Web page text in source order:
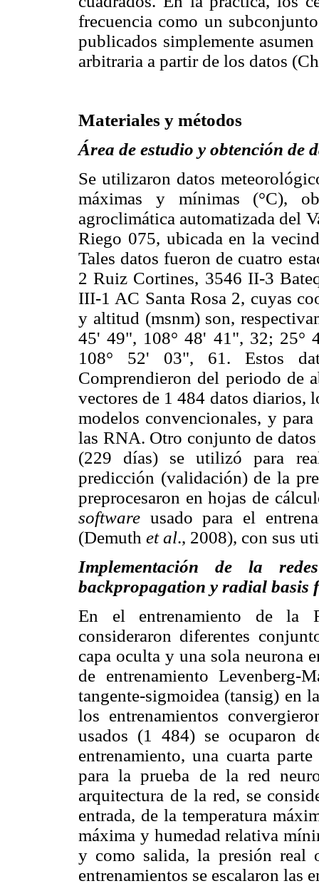
frecuencia como un
publicados simplemente
arbitraria a partir de los datos
Materiales y métodos
Área de estudio y obtención de
Se utilizaron datos
máximas y mínimas (°C),
agroclimática automatizada del
Riego 075, ubicada en la
Tales datos fueron de cuatro
2 Ruiz Cortines, 3546 II-3
III-1 AC Santa Rosa 2, cuyas
y altitud (msnm) son,
45' 49", 108° 48' 41", 32; 25°
108° 52' 03", 61. Estos
Comprendieron del periodo de
vectores de 1 484 datos diarios,
modelos convencionales, y
las RNA. Otro conjunto de
(229 días) se utilizó para
predicción (validación) de la
preprocesaron en hojas de
software usado para el
(Demuth et al., 2008), con sus
Implementación de la
backpropagation y radial basis
En el entrenamiento de la
consideraron diferentes
capa oculta y una sola neurona
de entrenamiento Levenberg-
tangente-sigmoidea (tansig) en
los entrenamientos
usados (1 484) se ocuparon
entrenamiento, una cuarta
para la prueba de la red
arquitectura de la red, se
entrada, de la temperatura
máxima y humedad relativa
y como salida, la presión real
entrenamientos se escalaron las